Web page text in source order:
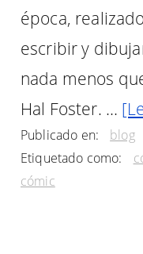
época,
escribir y
nada menos
Hal Foster. …
Publicado en:
blog
Etiquetado como:
cómic